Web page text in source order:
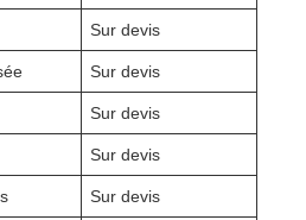
Sur devis
Sur devis
Sur devis
Sur devis
Sur devis